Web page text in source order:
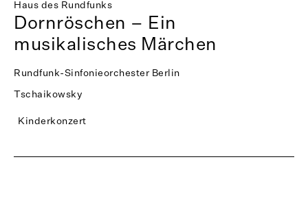
Haus des Rundfunks
Dornröschen – Ein
musikalisches Märchen
Rundfunk-Sinfonieorchester Berlin
Tschaikowsky
Kinderkonzert